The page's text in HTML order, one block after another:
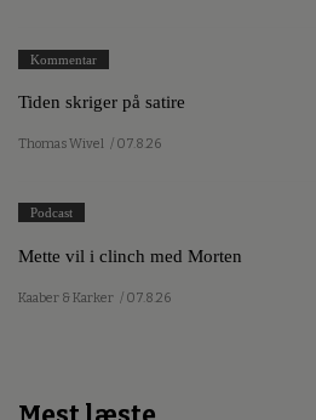
Kommentar
Tiden skriger på satire
Thomas Wivel / 07.8.26
Podcast
Mette vil i clinch med Morten
Kaaber & Karker / 07.8.26